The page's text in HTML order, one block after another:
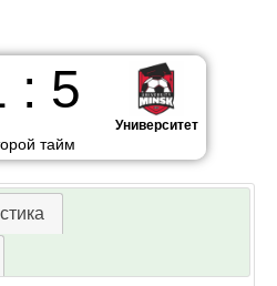
: 5
тайм
Университет